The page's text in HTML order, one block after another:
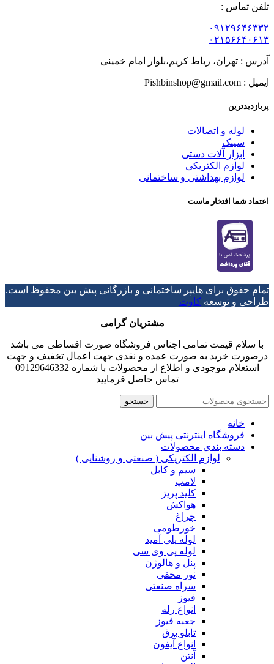
تلفن تماس :
۰۹۱۲۹۶۴۶۳۳۲
۰۲۱۵۶۶۴۰۶۱۳
آدرس : تهران، رباط کریم،بلوار امام خمینی
ایمیل : Pishbinshop@gmail.com
پربازدیدترین
لوله و اتصالات
سینک
ابزار آلات دستی
لوازم الکتریکی
لوازم بهداشتی و ساختمانی
اعتماد شما افتخار ماست
تمام حقوق برای هایپر ساختمانی و بازرگانی پیش بین محفوظ است.
طراحی و توسعه کاوت
مشتریان گرامی
با سلام قیمت تمامی اجناس فروشگاه صورت اقساطی می باشد
درصورت خرید به صورت عمده و نقدی جهت اعمال تخفیف و جهت
استعلام موجودی و اطلاع از محصولات با شماره 09129646332
تماس حاصل فرمایید
جستجو
خانه
فروشگاه اینترنتی پیش بین
دسته بندی محصولات
لوازم الکتریکی ( صنعتی و روشنایی )
سیم و کابل
لامپ
کلید پریز
هواکش
چراغ
خورطومی
لوله پلی آمید
لوله پی وی سی
پنل و هالوژن
نور مخفی
سراه صنعتی
فیوز
انواع رله
جعبه فیوز
تابلو برق
انواع آیفون
آنتن